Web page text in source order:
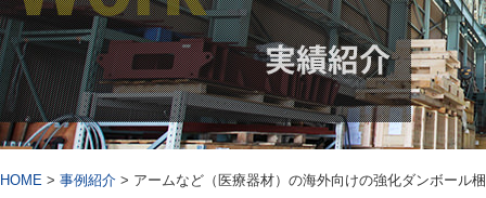
HOME > 事例紹介 > アームなど（医療器材）の海外向けの強化ダンボール